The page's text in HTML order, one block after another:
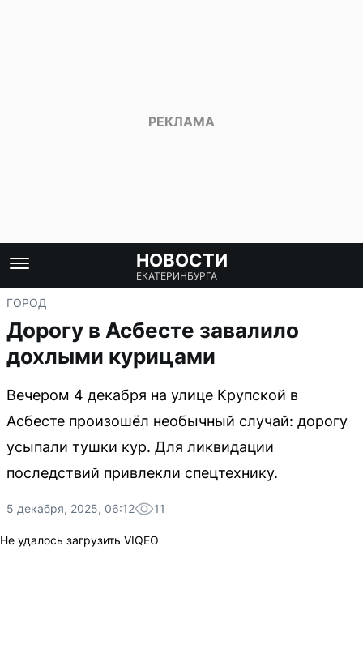
НОВОСТИ
ЕКАТЕРИНБУРГА
ГОРОД
Дорогу в Асбесте завалило
дохлыми курицами
Вечером 4 декабря на улице Крупской в
Асбесте произошёл необычный случай: дорогу
усыпали тушки кур. Для ликвидации
последствий привлекли спецтехнику.
5 декабря, 2025, 06:12 11
Не удалось загрузить VIQEO